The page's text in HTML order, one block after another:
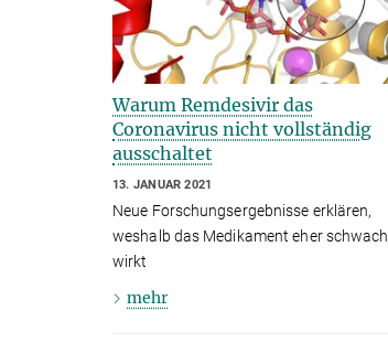
Warum Remdesivir das
Coronavirus nicht vollständig
ausschaltet
13. JANUAR 2021
Neue Forschungsergebnisse erklären,
weshalb das Medikament eher schwach
wirkt
mehr